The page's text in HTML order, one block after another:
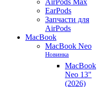
AirPods Max
EarPods
Запчасти для
AirPods
MacBook
MacBook Neo
Новинка
MacBook
Neo 13"
(2026)